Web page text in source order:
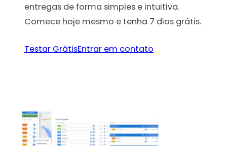
entregas de forma simples e intuitiva.
Comece hoje mesmo e tenha 7 dias grátis.
Testar GrátisEntrar em contato